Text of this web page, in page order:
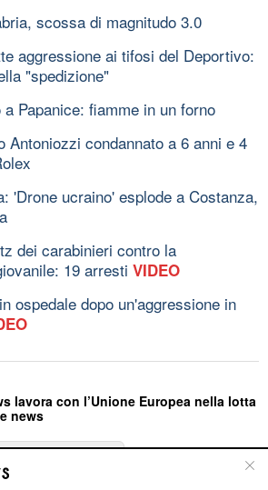
scossa di magnitudo 3.0
aggressione ai tifosi del Deportivo:
"spedizione"
Papanice: fiamme in un forno
Antoniozzi condannato a 6 anni e 4
'Drone ucraino' esplode a Costanza,
dei carabinieri contro la
19 arresti VIDEO
ospedale dopo un'aggressione in
lavora con l’Unione Europea nella lotta
news